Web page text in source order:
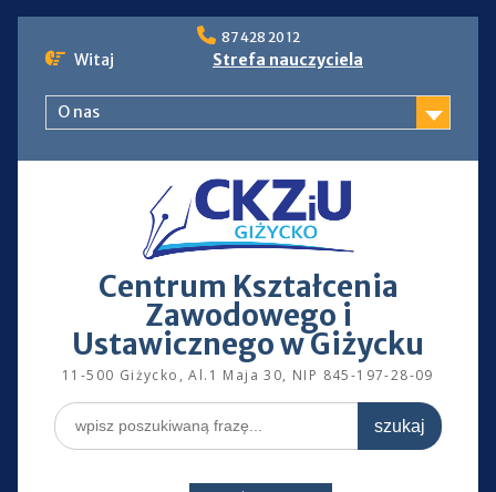
to
87 428 20 12
Witaj Strefa nauczyciela
O nas
Centrum Kształcenia
Zawodowego i
Ustawicznego w Giżycku
11-500 Giżycko, Al.1 Maja 30, NIP 845-197-28-09
Search
for: